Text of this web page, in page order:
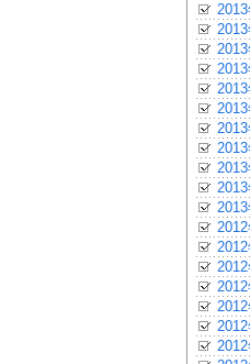
2013
2013
2013
2013
2013
2013
2013
2013
2013
2013
2013
2012
2012
2012
2012
2012
2012
2012